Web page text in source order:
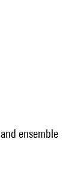
ensemble